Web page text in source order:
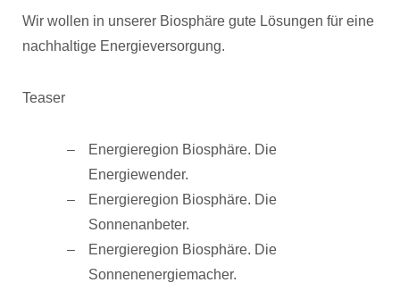
Wir wollen in unserer Biosphäre gute Lösungen für eine
nachhaltige Energieversorgung.
Teaser
Energieregion Biosphäre. Die
Energiewender.
Energieregion Biosphäre. Die
Sonnenanbeter.
Energieregion Biosphäre. Die
Sonnenenergiemacher.